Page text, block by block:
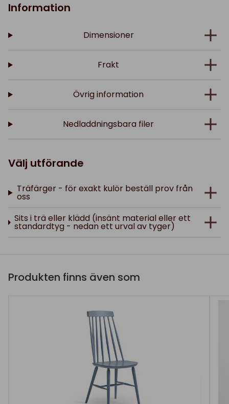
Information
Dimensioner
Frakt
Övrig information
Nedladdningsbara filer
Välj utförande
Träfärger - för exakt kulör beställ prov från
oss
Sits i trä eller klädd (insänt material eller ett
standardtyg - nedan ett urval av tyger)
Produkten finns även som